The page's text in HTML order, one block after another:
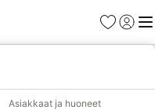
Suosikit
Asiakkaat ja huoneet